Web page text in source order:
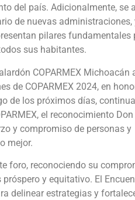
del país. Adicionalmente, se
de nuevas
pilares fundamentales
sus habitantes.
COPARMEX Michoacán
de COPARMEX 2024, en
de los próximos días,
el reconocimiento
y compromiso de personas y
mejor.
foro, reconociendo su
y equitativo. El
delinear estrategias y